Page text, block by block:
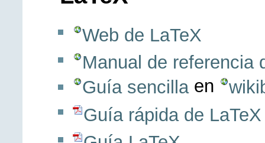
Web de LaTeX
Manual de referencia
Guía sencilla en
Guía rápida de LaTeX